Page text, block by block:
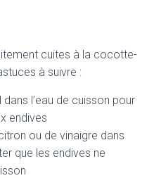
cuites à la cocotte-
à suivre :
l’eau de cuisson pour
endives
ou de vinaigre dans
que les endives ne